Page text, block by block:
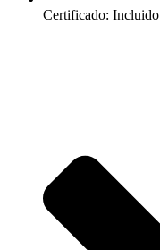
Certificado: Incluido